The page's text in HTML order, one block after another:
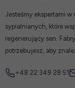
Jesteśmy ekspertami
sypialnianych, które
regenerujący sen.
potrzebujesz, aby
+48 22 349 28 51